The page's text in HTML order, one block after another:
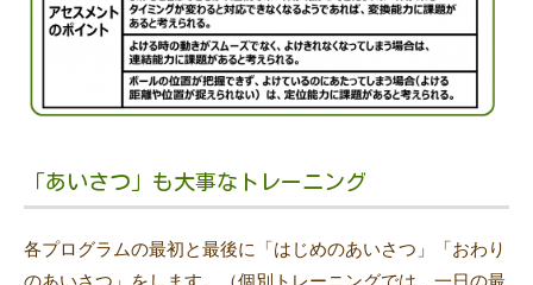
「あいさつ」も大事なトレーニング
各プログラムの最初と最後に「はじめのあいさつ」「おわり
のあいさつ」をします。（個別トレーニングでは、一日の最